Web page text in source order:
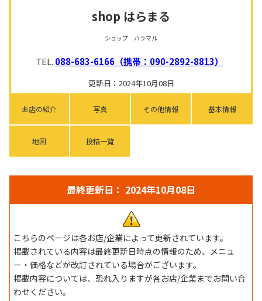
shop はらまる
ショップ ハラマル
TEL. 088-683-6166（携帯：090-2892-8813）
更新日：2024年10月08日
お店の紹介 写真 その他情報 基本情報
地図 投稿一覧
最終更新日： 2024年10月08日
こちらのページは各お店/企業によって更新されています。
掲載されている内容は最終更新日時点の情報のため、メニュ
ー・価格などが改訂されている場合がございます。
掲載内容については、恐れ入りますが各お店/企業までお問い合
わせください。